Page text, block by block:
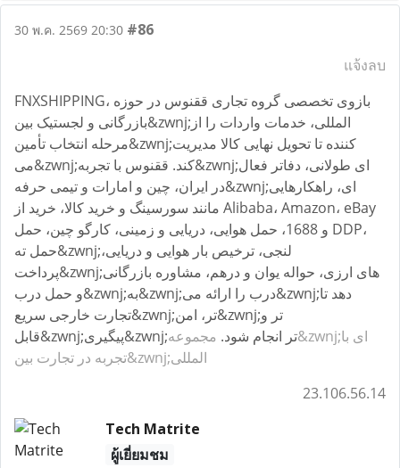
30 พ.ค. 2569 20:30 #86
แจ้งลบ
FNXSHIPPING، بازوی تخصصی گروه تجاری ققنوس در حوزه
بازرگانی و لجستیک بین&zwnj;المللی، خدمات واردات را از
مرحله انتخاب تأمین&zwnj;کننده تا تحویل نهایی کالا مدیریت
می&zwnj;کند. ققنوس با تجربه&zwnj;ای طولانی، دفاتر فعال
در ایران، چین و امارات و تیمی حرفه&zwnj;ای، راهکارهایی
مانند سورسینگ و خرید کالا، خرید از Alibaba، Amazon، eBay
و 1688، حمل هوایی، دریایی و زمینی، کارگو چین، حمل DDP،
حمل ته&zwnj;لنجی، ترخیص بار هوایی و دریایی،
پرداخت&zwnj;های ارزی، حواله یوان و درهم، مشاوره بازرگانی
و حمل درب&zwnj;به&zwnj;درب را ارائه می&zwnj;دهد تا
تجارت خارجی سریع&zwnj;تر، امن&zwnj;تر و
قابل&zwnj;پیگیری&zwnj;تر انجام شود. مجموعه&zwnj;ای با
تجربه در تجارت بین&zwnj;المللی
23.106.56.14
Tech Matrite
ผู้เยี่ยมชม